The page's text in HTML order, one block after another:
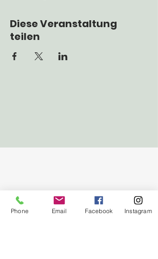
Diese Veranstaltung
teilen
Studio: Prager Straße 16 | 4040
Phone Email Facebook Instagram